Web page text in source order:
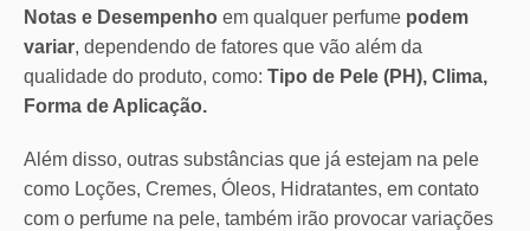
Notas e Desempenho em qualquer perfume podem
variar, dependendo de fatores que vão além da
qualidade do produto, como: Tipo de Pele (PH), Clima,
Forma de Aplicação.
Além disso, outras substâncias que já estejam na pele
como Loções, Cremes, Óleos, Hidratantes, em contato
com o perfume na pele, também irão provocar variações